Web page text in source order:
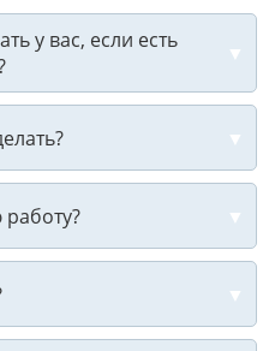
у вас, если есть